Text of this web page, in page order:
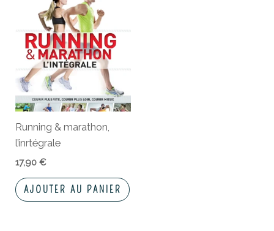
Running & marathon,
l’inrtégrale
17,90€
AJOUTER AU PANIER